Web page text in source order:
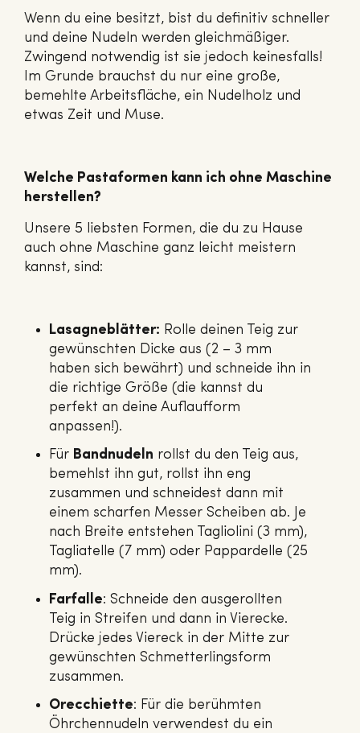
Wenn du eine besitzt, bist du definitiv schneller
und deine Nudeln werden gleichmäßiger.
Zwingend notwendig ist sie jedoch keinesfalls!
Im Grunde brauchst du nur eine große,
bemehlte Arbeitsfläche, ein Nudelholz und
etwas Zeit und Muse.
Welche Pastaformen kann ich ohne Maschine
herstellen?
Unsere 5 liebsten Formen, die du zu Hause
auch ohne Maschine ganz leicht meistern
kannst, sind:
Lasagneblätter: Rolle deinen Teig zur
gewünschten Dicke aus (2 – 3 mm
haben sich bewährt) und schneide ihn in
die richtige Größe (die kannst du
perfekt an deine Auflaufform
anpassen!).
Für Bandnudeln rollst du den Teig aus,
bemehlst ihn gut, rollst ihn eng
zusammen und schneidest dann mit
einem scharfen Messer Scheiben ab. Je
nach Breite entstehen Tagliolini (3 mm),
Tagliatelle (7 mm) oder Pappardelle (25
mm).
Farfalle: Schneide den ausgerollten
Teig in Streifen und dann in Vierecke.
Drücke jedes Viereck in der Mitte zur
gewünschten Schmetterlingsform
zusammen.
Orecchiette: Für die berühmten
Öhrchennudeln verwendest du ein